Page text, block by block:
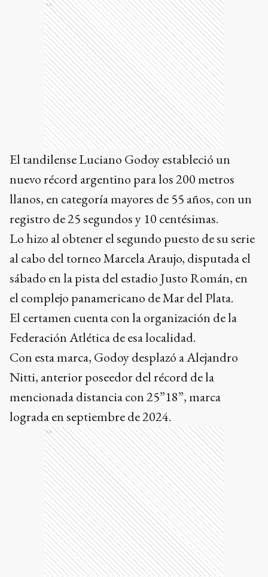
Ads
El tandilense Luciano Godoy estableció un
nuevo récord argentino para los 200 metros
llanos, en categoría mayores de 55 años, con un
registro de 25 segundos y 10 centésimas.
Lo hizo al obtener el segundo puesto de su serie
al cabo del torneo Marcela Araujo, disputada el
sábado en la pista del estadio Justo Román, en
el complejo panamericano de Mar del Plata.
El certamen cuenta con la organización de la
Federación Atlética de esa localidad.
Con esta marca, Godoy desplazó a Alejandro
Nitti, anterior poseedor del récord de la
mencionada distancia con 25”18”, marca
lograda en septiembre de 2024.
Ads